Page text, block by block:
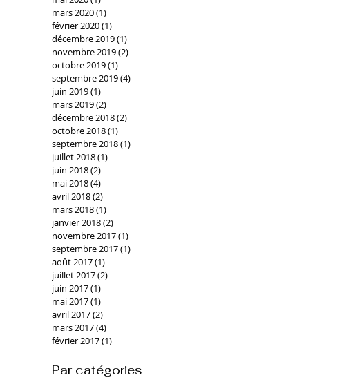
mars 2020(1)
février 2020(1)
décembre 2019(1)
novembre 2019(2)
octobre 2019(1)
septembre 2019(4)
juin 2019(1)
mars 2019(2)
décembre 2018(2)
octobre 2018(1)
septembre 2018(1)
juillet 2018(1)
juin 2018(2)
mai 2018(4)
avril 2018(2)
mars 2018(1)
janvier 2018(2)
novembre 2017(1)
septembre 2017(1)
août 2017(1)
juillet 2017(2)
juin 2017(1)
mai 2017(1)
avril 2017(2)
mars 2017(4)
février 2017(1)
Par catégories